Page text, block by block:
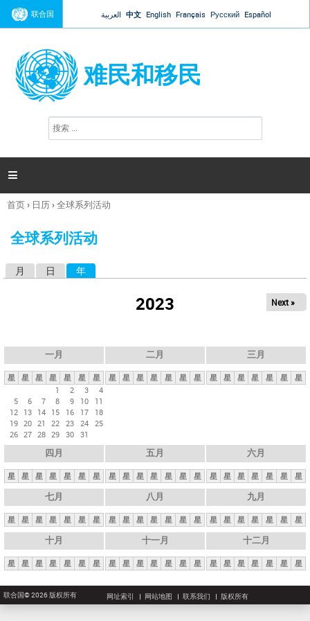
Jump to navigation
联合国 العربية 中文 English Français Русский Español
难民和移民
搜
索

你
这
首页› 日历›全球系列活动
全球系列活动
月 日 年
2023 Next »
一月
星 星 星 星 星 星
星
1
2 3
4
5
6 7 8 9 10
11
12 13 14 15 16 17
18
19 20 21 22 23 24 25
26 27 28 29 30 31
二月
星 星 星 星 星 星 星
三月
星 星 星 星 星 星 星
四月
星 星 星 星 星 星 星
五月
星 星 星 星 星 星 星
六月
星 星 星 星 星 星 星
七月
星 星 星 星 星 星 星
八月
星 星 星 星 星 星 星
九月
星 星 星 星 星 星 星
十月
星 星 星 星 星 星 星
十一月
星 星 星 星 星 星 星
十二月
星 星 星 星 星 星 星
联合国© 2026 版权所有 网址索引 网站地图 联系我们 版权所有